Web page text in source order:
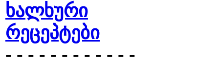
ხალხური
რეცეპტები
- - - - - - - - - - - -